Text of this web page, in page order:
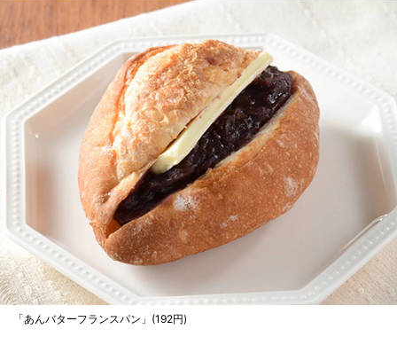
「あんバターフランスパン」(192円)